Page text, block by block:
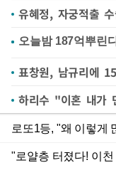
유혜정, 자궁적출
표창원, 남규리에
하리수 "이혼 내가